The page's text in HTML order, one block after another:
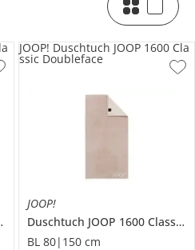
JOOP!
Duschtuch JOOP 1600 Classic Doubleface
BL 80|150 cm
JOOP! Duschtuch JOOP 1600 Cla
ssic Doubleface